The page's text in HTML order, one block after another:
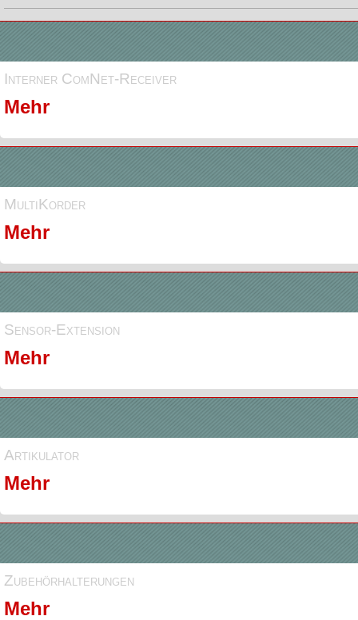
Interner ComNet-Receiver
Mehr
MultiKorder
Mehr
Sensor-Extension
Mehr
Artikulator
Mehr
Zubehörhalterungen
Mehr